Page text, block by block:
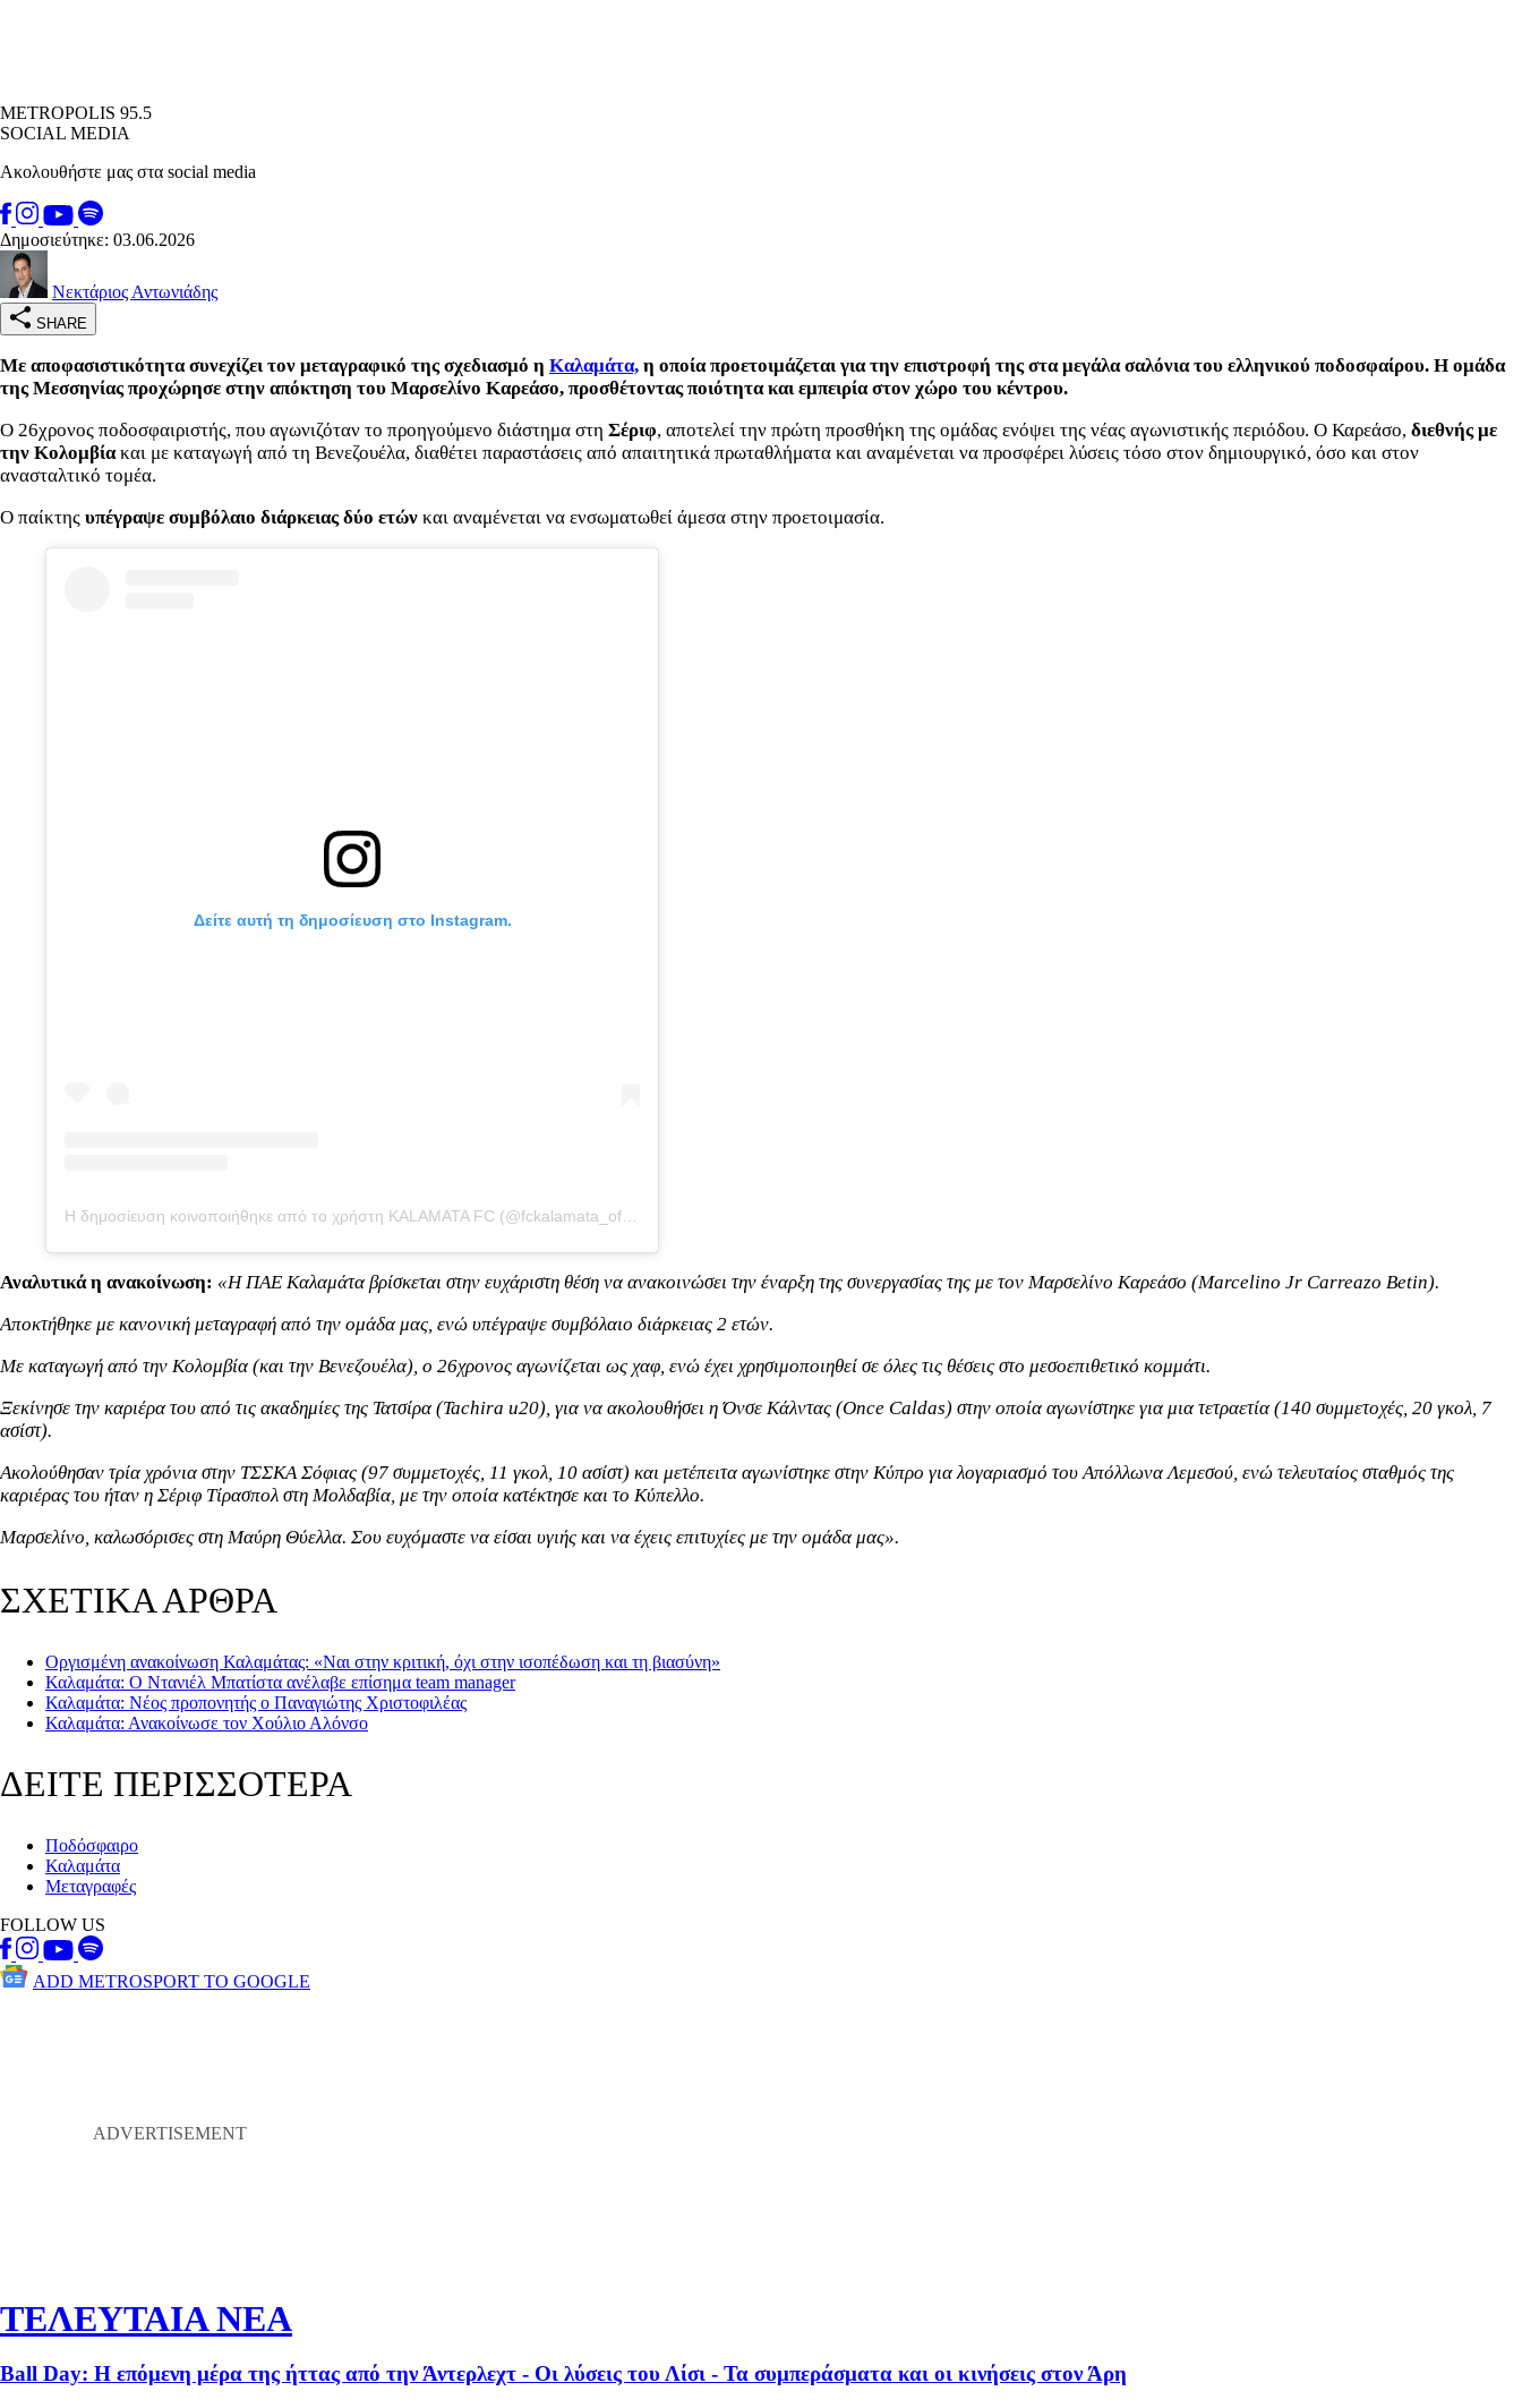
METROPOLIS 95.5
SOCIAL MEDIA
Ακολουθήστε μας στα social media
Δημοσιεύτηκε: 03.06.2026
Νεκτάριος Αντωνιάδης
SHARE
Με αποφασιστικότητα συνεχίζει τον μεταγραφικό της σχεδιασμό η Καλαμάτα, η οποία προετοιμάζεται για την επιστροφή της στα μεγάλα σαλόνια του ελληνικού ποδοσφαίρου. Η ομάδα
της Μεσσηνίας προχώρησε στην απόκτηση του Μαρσελίνο Καρεάσο, προσθέτοντας ποιότητα και εμπειρία στον χώρο του κέντρου.
Ο 26χρονος ποδοσφαιριστής, που αγωνιζόταν το προηγούμενο διάστημα στη Σέριφ, αποτελεί την πρώτη προσθήκη της ομάδας ενόψει της νέας αγωνιστικής περιόδου. Ο Καρεάσο, διεθνής με
την Κολομβίακαι με καταγωγή από τη Βενεζουέλα, διαθέτει παραστάσεις από απαιτητικά πρωταθλήματα και αναμένεται να προσφέρει λύσεις τόσο στον δημιουργικό, όσο και στον
ανασταλτικό τομέα.
Ο παίκτης υπέγραψε συμβόλαιο διάρκειας δύο ετών και αναμένεται να ενσωματωθεί άμεσα στην προετοιμασία.
Δείτε αυτή τη δημοσίευση στο Instagram.
Η δημοσίευση κοινοποιήθηκε από το χρήστη KALAMATA FC (@fckalamata_official)
Αναλυτικά η ανακοίνωση: «Η ΠΑΕ Καλαμάτα βρίσκεται στην ευχάριστη θέση να ανακοινώσει την έναρξη της συνεργασίας της με τον Μαρσελίνο Καρεάσο (Marcelino Jr Carreazo Betin).
Αποκτήθηκε με κανονική μεταγραφή από την ομάδα μας, ενώ υπέγραψε συμβόλαιο διάρκειας 2 ετών.
Με καταγωγή από την Κολομβία (και την Βενεζουέλα), ο 26χρονος αγωνίζεται ως χαφ, ενώ έχει χρησιμοποιηθεί σε όλες τις θέσεις στο μεσοεπιθετικό κομμάτι.
Ξεκίνησε την καριέρα του από τις ακαδημίες της Τατσίρα (Tachira u20), για να ακολουθήσει η Όνσε Κάλντας (Once Caldas) στην οποία αγωνίστηκε για μια τετραετία (140 συμμετοχές, 20 γκολ, 7
ασίστ).
Ακολούθησαν τρία χρόνια στην ΤΣΣΚΑ Σόφιας (97 συμμετοχές, 11 γκολ, 10 ασίστ) και μετέπειτα αγωνίστηκε στην Κύπρο για λογαριασμό του Απόλλωνα Λεμεσού, ενώ τελευταίος σταθμός της
καριέρας του ήταν η Σέριφ Τίρασπολ στη Μολδαβία, με την οποία κατέκτησε και το Κύπελλο.
Μαρσελίνο, καλωσόρισες στη Μαύρη Θύελλα. Σου ευχόμαστε να είσαι υγιής και να έχεις επιτυχίες με την ομάδα μας».
ΣΧΕΤΙΚΑ ΑΡΘΡΑ
Οργισμένη ανακοίνωση Καλαμάτας: «Ναι στην κριτική, όχι στην ισοπέδωση και τη βιασύνη»
Καλαμάτα: Ο Ντανιέλ Μπατίστα ανέλαβε επίσημα team manager
Καλαμάτα: Νέος προπονητής ο Παναγιώτης Χριστοφιλέας
Καλαμάτα: Ανακοίνωσε τον Χούλιο Αλόνσο
ΔΕΙΤΕ ΠΕΡΙΣΣΟΤΕΡΑ
Ποδόσφαιρο
Καλαμάτα
Μεταγραφές
FOLLOW US
ADD METROSPORT TO GOOGLE
ΤΕΛΕΥΤΑΙΑ ΝΕΑ
Βall Day: Η επόμενη μέρα της ήττας από την Άντερλεχτ - Οι λύσεις του Λίσι - Τα συμπεράσματα και οι κινήσεις στον Άρη